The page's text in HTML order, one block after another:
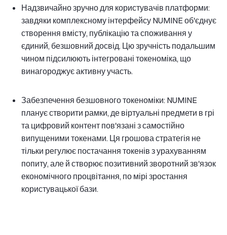
Надзвичайно зручно для користувачів платформи:
завдяки комплексному інтерфейсу NUMINE об'єднує
створення вмісту, публікацію та споживання у
єдиний, безшовний досвід. Цю зручність подальшим
чином підсилюють інтегровані токеноміка, що
винагороджує активну участь.
Забезпечення безшовного токеноміки: NUMINE
планує створити рамки, де віртуальні предмети в грі
та цифровий контент пов'язані з самостійно
випущеними токенами. Ця грошова стратегія не
тільки регулює постачання токенів з урахуванням
попиту, але й створює позитивний зворотний зв'язок
економічного процвітання, по мірі зростання
користувацької бази.